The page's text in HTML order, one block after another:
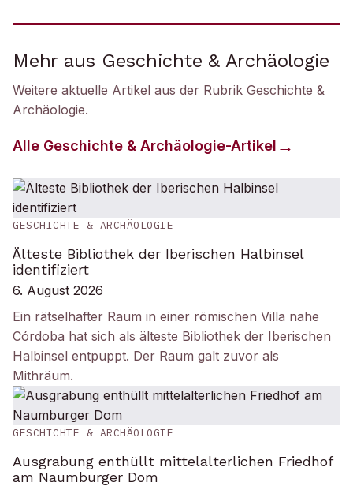
Mehr aus Geschichte & Archäologie
Weitere aktuelle Artikel aus der Rubrik Geschichte &
Archäologie.
Alle Geschichte & Archäologie-Artikel
GESCHICHTE & ARCHÄOLOGIE
Älteste Bibliothek der Iberischen Halbinsel
identifiziert
6. August 2026
Ein rätselhafter Raum in einer römischen Villa nahe
Córdoba hat sich als älteste Bibliothek der Iberischen
Halbinsel entpuppt. Der Raum galt zuvor als
Mithräum.
GESCHICHTE & ARCHÄOLOGIE
Ausgrabung enthüllt mittelalterlichen Friedhof
am Naumburger Dom